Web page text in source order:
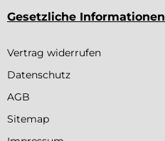
Gesetzliche Informationen
Vertrag widerrufen
Datenschutz
AGB
Sitemap